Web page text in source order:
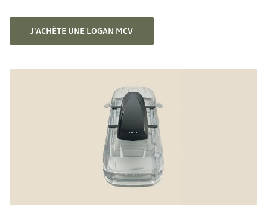
J'ACHÈTE UNE LOGAN MCV